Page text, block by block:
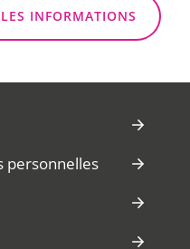
INFORMATIONS
personnelles